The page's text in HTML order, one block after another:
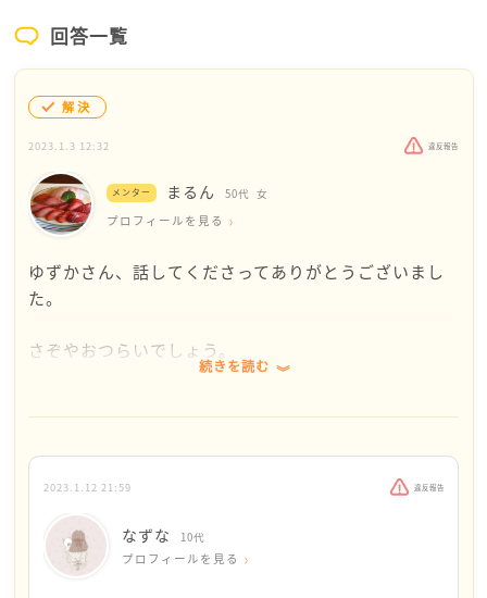
回答一覧
解決
2023.1.3 12:32 違反報告
メンター まるん 50代 女
プロフィールを見る
ゆずかさん、話してくださってありがとうございまし
た。
さぞやおつらいでしょう。
私は、ゆずかさんの心を思うと、自分の胸が締め付け
お母様に心のうちを話すとか、お義父様に率直な気持
続きを読む
2023.1.12 21:59 違反報告
なずな 10代
プロフィールを見る